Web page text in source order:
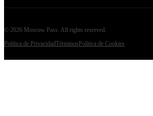
© 2026 Moscow Pass . All rights reserved.
Política de PrivacidadTérminosPolítica de Cookies